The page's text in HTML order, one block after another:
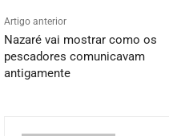
Artigo anterior
Nazaré vai mostrar como os
pescadores comunicavam
antigamente